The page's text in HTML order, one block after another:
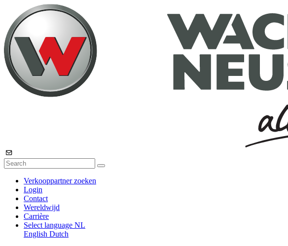
Verkooppartner zoeken
Login
Contact
Wereldwijd
Carrière
Select language NL
English Dutch